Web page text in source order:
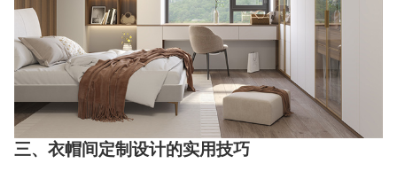
三、衣帽间定制设计的实用技巧